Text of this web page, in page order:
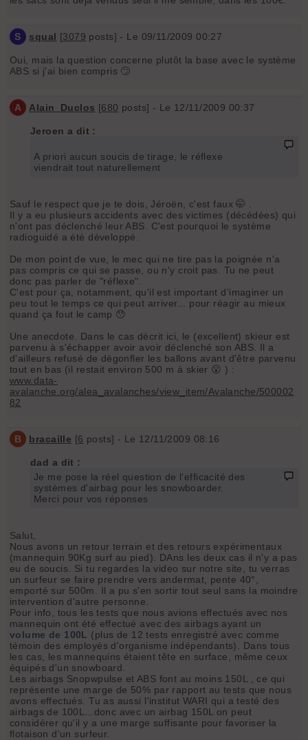
S squal [3079 posts] - Le 09/11/2009 00:27
Oui, mais la question concerne plutôt la base avec le système
ABS si j'ai bien compris 🙄
A Alain_Duclos [680 posts] - Le 12/11/2009 00:37
Jeroen a dit :
A priori aucun soucis de tirage, le réflexe
viendrait tout naturellement
Sauf le respect que je te dois, Jéroën, c'est faux 🤭 .
Il y a eu plusieurs accidents avec des victimes (décédées) qui
n'ont pas déclenché leur ABS. C'est pourquoi le système
radioguidé a été développé.
De mon point de vue, le mec qui ne tire pas la poignée n'a
pas compris ce qui se passe, ou n'y croit pas. Tu ne peut
donc pas parler de "réflexe".
C'est pour ça, notamment, qu'il est important d'imaginer un
peu tout le temps ce qui peut arriver... pour réagir au mieux
quand ça fout le camp 😯
Une anecdote. Dans le cas décrit ici, le (excellent) skieur est
parvenu à s'échapper avoir avoir déclenché son ABS. Il a
d'ailleurs refusé de dégonfler les ballons avant d'être parvenu
tout en bas (il restait environ 500 m à skier 😮 ) :
www.data-
avalanche.org/alea_avalanches/view_item/Avalanche/500002
82
B bracaille [6 posts] - Le 12/11/2009 08:16
dad a dit :
Je me pose la réel question de l'efficacité des
systèmes d'airbag pour les snowboarder.
Merci pour vos réponses
Salut,
Nous avons un retour terrain et des retours expérimentaux
(mannequin 90Kg surf au pied). DAns les deux cas il n'y a pas
eu de soucis. Si tu regardes la video sur notre site, tu verras
un surfeur se faire prendre vers andermat, pente 40°,
emporté sur 500m. Il a pu s'en sortir tout seul sans la moindre
intervention d'autre personne.
Pour info, tous les tests que nous avions effectués avec nos
mannequin ont été effectué avec des airbags ayant un
volume de 100L (plus de 12 tests enregistré avec comme
témoin des employés d'organisme indépendants). Dans tous
les cas, les mannequins étaient tête en surface, même ceux
équipés d'un snowboard.
Les airbags Snopwpulse et ABS font au moins 150L , ce qui
représente une marge de 50% par rapport au tests que nous
avons effectués. Tu as aussi l'institut WARI qui a testé des
airbags de 100L...donc avec un airbag 150L on peut
considérer qu'il y a une marge suffisante pour favoriser la
flotaison d'un surfeur.